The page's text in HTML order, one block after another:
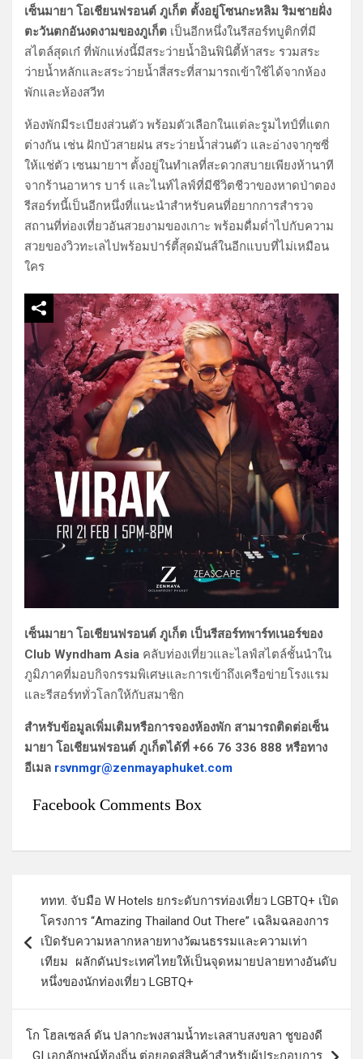
เซ็นมายา โอเชียนฟรอนต์ ภูเก็ต ตั้งอยู่โซนกะหลิม ริมชายฝั่ง
ตะวันตกอันงดงามของภูเก็ต เป็นอีกหนึ่งในรีสอร์ทบูติกที่มี
สไตล์สุดเก๋ ที่พักแห่งนี้มีสระว่ายน้ำอินฟินิตี้ห้าสระ รวมสระ
ว่ายน้ำหลักและสระว่ายน้ำสี่สระที่สามารถเข้าใช้ได้จากห้อง
พักและห้องสวีท
ห้องพักมีระเบียงส่วนตัว พร้อมตัวเลือกในแต่ละรูมไทป์ที่แตก
ต่างกัน เช่น ฝักบัวสายฝน สระว่ายน้ำส่วนตัว และอ่างจากุซซี่
ให้แช่ตัว เซนมายาฯ ตั้งอยู่ในทำเลที่สะดวกสบายเพียงห้านาที
จากร้านอาหาร บาร์ และไนท์ไลฟ์ที่มีชีวิตชีวาของหาดป่าตอง
รีสอร์ทนี้เป็นอีกหนึ่งที่แนะนำสำหรับคนที่อยากการสำรวจ
สถานที่ท่องเที่ยวอันสวยงามของเกาะ พร้อมดื่มด่ำไปกับความ
สวยของวิวทะเลไปพร้อมปาร์ตี้สุดมันส์ในอีกแบบที่ไม่เหมือน
ใคร
เซ็นมายา โอเชียนฟรอนต์ ภูเก็ต เป็นรีสอร์ทพาร์ทเนอร์ของ
Club Wyndham Asia คลับท่องเที่ยวและไลฟ์สไตล์ชั้นนำใน
ภูมิภาคที่มอบกิจกรรมพิเศษและการเข้าถึงเครือข่ายโรงแรม
และรีสอร์ททั่วโลกให้กับสมาชิก
สำหรับข้อมูลเพิ่มเติมหรือการจองห้องพัก สามารถติดต่อเซ็น
มายา โอเชียนฟรอนต์ ภูเก็ตได้ที่ +66 76 336 888 หรือทาง
อีเมล rsvnmgr@zenmayaphuket.com
Facebook Comments Box
ว
ททท. จับมือ W Hotels ยกระดับการท่องเที่ยว LGBTQ+ เปิด
โครงการ “Amazing Thailand Out There” เฉลิมฉลองการ
เปิดรับความหลากหลายทางวัฒนธรรมและความเท่า
เทียม ผลักดันประเทศไทยให้เป็นจุดหมายปลายทางอันดับ
หนึ่งของนักท่องเที่ยว LGBTQ+
โก โฮลเซลล์ ดัน ปลากะพงสามน้ำทะเลสาบสงขลา ชูของดี
GI เอกลักษณ์ท้องถิ่น ต่อยอดสู่สินค้าสำหรับผู้ประกอบการ